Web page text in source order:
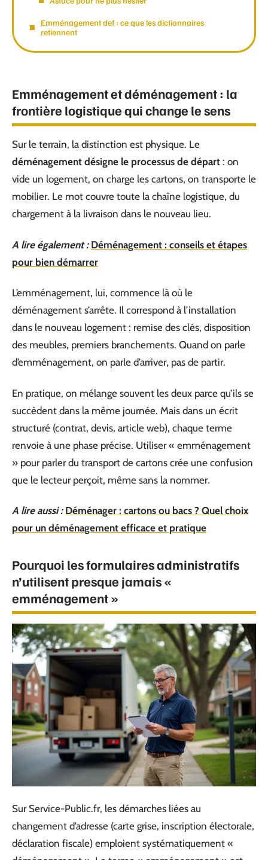
Emménagement def : ce que les dictionnaires
retiennent
Emménagement et déménagement : la
frontière logistique qui change le sens
Sur le terrain, la distinction est physique. Le
déménagement désigne le processus de départ : on
vide un logement, on charge les cartons, on transporte le
mobilier. Le mot couvre toute la chaîne logistique, du
chargement à la livraison dans le nouveau lieu.
A lire également : Déménagement : conseils et étapes
pour bien démarrer
L’emménagement, lui, commence là où le
déménagement s’arrête. Il correspond à l’installation
dans le nouveau logement : remise des clés, disposition
des meubles, premiers branchements. Quand on parle
d’emménagement, on parle d’arriver, pas de partir.
En pratique, on mélange souvent les deux parce qu’ils se
succèdent dans la même journée. Mais dans un écrit
structuré (contrat, devis, article web), chaque terme
renvoie à une phase précise. Utiliser « emménagement
» pour parler du transport de cartons crée une confusion
que le lecteur perçoit, même sans la nommer.
A lire aussi : Déménager : cartons ou bacs ? Quel choix
pour un déménagement efficace et pratique
Pourquoi les formulaires administratifs
n’utilisent presque jamais «
emménagement »
Sur Service-Public.fr, les démarches liées au
changement d’adresse (carte grise, inscription électorale,
déclaration fiscale) emploient systématiquement «